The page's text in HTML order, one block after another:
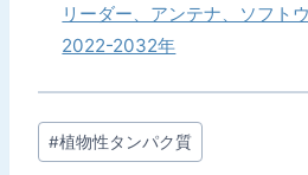
リーダー、アンテナ、ソフト
2022-2032年
投
稿
#植物性タンパク質